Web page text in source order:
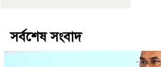
সর্বশেষ সংবাদ